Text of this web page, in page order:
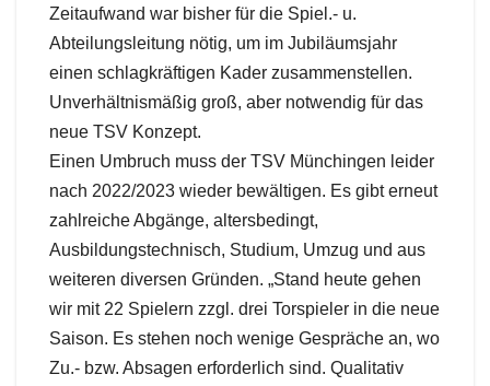
Zeitaufwand war bisher für die Spiel.- u.
Abteilungsleitung nötig, um im Jubiläumsjahr
einen schlagkräftigen Kader zusammenstellen.
Unverhältnismäßig groß, aber notwendig für das
neue TSV Konzept.
Einen Umbruch muss der TSV Münchingen leider
nach 2022/2023 wieder bewältigen. Es gibt erneut
zahlreiche Abgänge, altersbedingt,
Ausbildungstechnisch, Studium, Umzug und aus
weiteren diversen Gründen. „Stand heute gehen
wir mit 22 Spielern zzgl. drei Torspieler in die neue
Saison. Es stehen noch wenige Gespräche an, wo
Zu.- bzw. Absagen erforderlich sind. Qualitativ